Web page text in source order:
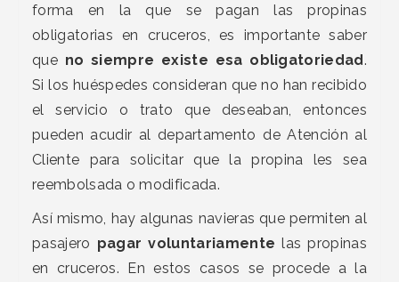
forma en la que se pagan las propinas
obligatorias en cruceros, es importante saber
que no siempre existe esa obligatoriedad.
Si los huéspedes consideran que no han recibido
el servicio o trato que deseaban, entonces
pueden acudir al departamento de Atención al
Cliente para solicitar que la propina les sea
reembolsada o modificada.
Así mismo, hay algunas navieras que permiten al
pasajero pagar voluntariamente las propinas
en cruceros. En estos casos se procede a la